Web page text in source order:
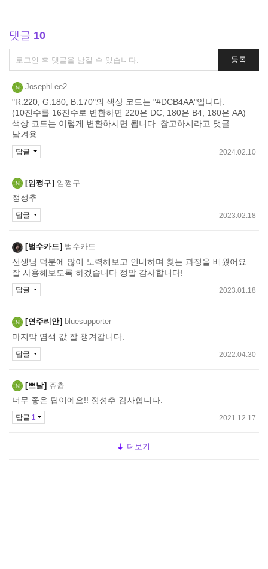
댓글 10
댓
글
쓰
기
등록
JosephLee2
"R:220, G:180, B:170"의 색상 코드는 "#DCB4AA"입니다.
(10진수를 16진수로 변환하면 220은 DC, 180은 B4, 180은 AA)
색상 코드는 이렇게 변환하시면 됩니다. 참고하시라고 댓글
남겨용.
2024.02.10
답글
임쩡구 임쩡구
정성추
2023.02.18
답글
범수카드 범수카드
선생님 덕분에 많이 노력해보고 인내하며 찾는 과정을 배웠어요
잘 사용해보도록 하겠습니다 정말 감사합니다!
2023.01.18
답글
연주리안 bluesupporter
마지막 염색 값 잘 챙겨갑니다.
2022.04.30
답글
쁘낰 쥬츕
너무 좋은 팁이에요!! 정성추 감사합니다.
2021.12.17
답글 1
더보기